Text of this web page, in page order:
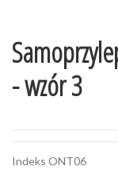
- wzór 3
Indeks ONT06